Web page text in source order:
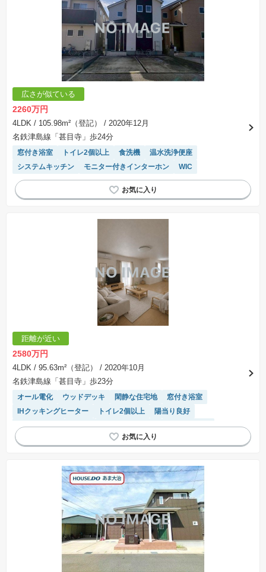
負会社によるもので、当該建築請負会社以外で建てた場合、同様のものが同価格で建てられる
とは限りません。また建築請負会社を特定するものではありません。
※建築条件付き土地とは、その土地に建築する建物の建築請負契約が、一定期間内に成立する
ことを条件として売買される土地のことをいいます。建築請負契約成立に向けて設計プランを
協議するため、土地購入者が自己の希望する建物の設計協議をするために必要な相当の期間の
交渉期間が設定され、その期間内で希望を満たすプランが実現できたかどうかにより結論を出
します。なお、この期間は概ね3ヶ月程度とされています。納得のいくプランが出来ず、建築請
負契約が成立しない場合、土地売買契約は白紙に戻り、土地契約にかかった代金（土地代金、
手付金など）は名目のいかんに関わらず、全て返却されます。
※課税対象物件の「価格」や「費用等」は消費税込みの「総額表示」で統一しています。
※「本体価格」とは、課税対象物件においては「消費税を除いた建物価格」と「土地価格」の
合計額を指します。
表示されておりません。
※取引にかかる費用：物件の契約手続き、決済、引き渡し時にかかる費用を表示しています。
不動産会社によって表記有無が異なるため、ご自身で十分な確認をしていただくようにお願い
いたします。
場合があります。
広さが似ている
2260万円
4LDK / 105.98m²（登記）
/ 2020年12月
名鉄津島線「甚目寺」歩24分
窓付き浴室 トイレ2個以上 食洗機
温水洗浄便座
システムキッチン
モニター付きインターホン WIC
距離が近い
2580万円
4LDK / 95.63m²（登記）
/ 2020年10月
名鉄津島線「甚目寺」歩23分
オール電化 ウッドデッキ 閑静な住宅地
窓付き浴室
IHクッキングヒーター
トイレ2個以上
陽当り良好
温水洗浄便座
平坦地 システムキッチン
対面キッチン
モニター付きインターホン